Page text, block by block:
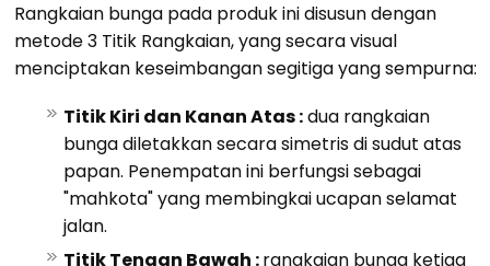
Rangkaian bunga pada produk ini disusun dengan
metode 3 Titik Rangkaian, yang secara visual
menciptakan keseimbangan segitiga yang sempurna:
Titik Kiri dan Kanan Atas :dua rangkaian
bunga diletakkan secara simetris di sudut atas
papan. Penempatan ini berfungsi sebagai
"mahkota" yang membingkai ucapan selamat
jalan.
Titik Tengan Bawah :rangkaian bunga ketiga